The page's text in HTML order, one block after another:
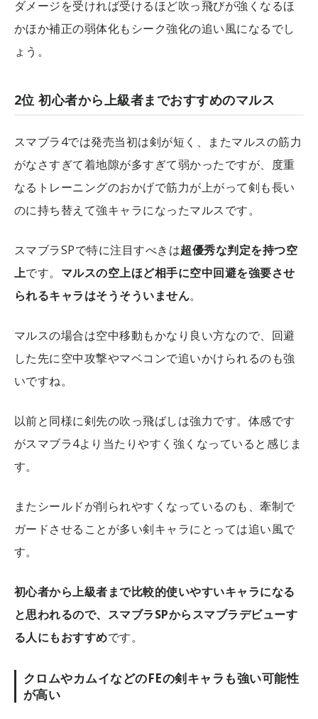
ダメージを受ければ受けるほど吹っ飛びが強くなるほ
かほか補正の弱体化もシーク強化の追い風になるでし
ょう。
2位 初心者から上級者までおすすめのマルス
スマブラ4では発売当初は剣が短く、またマルスの筋力
がなさすぎて着地隙が多すぎて弱かったですが、度重
なるトレーニングのおかげで筋力が上がって剣も長い
のに持ち替えて強キャラになったマルスです。
スマブラSPで特に注目すべきは超優秀な判定を持つ空
上です。 マルスの空上ほど相手に空中回避を強要させ
られるキャラはそうそういません。
マルスの場合は空中移動もかなり良い方なので、回避
した先に空中攻撃やマベコンで追いかけられるのも強
いですね。
以前と同様に剣先の吹っ飛ばしは強力です。体感です
がスマブラ4より当たりやすく強くなっていると感じま
す。
またシールドが削られやすくなっているのも、牽制で
ガードさせることが多い剣キャラにとっては追い風で
す。
初心者から上級者まで比較的使いやすいキャラになる
と思われるので、スマブラSPからスマブラデビューす
る人にもおすすめです。
クロムやカムイなどのFEの剣キャラも強い可能性
が高い